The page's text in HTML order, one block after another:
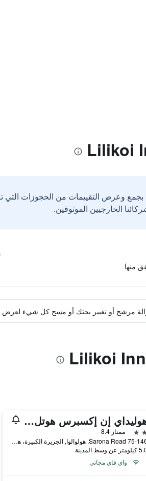
بجمع وعرض التقييمات من الحجوزات التي
مرشح أو تغيير بحثك أو مسح كل شيء لعرض
هوليداي إن إكسبرس هوتل آند سويتس كايلوا كونا باي آيتش جي
ممتاز 8.4
75-146 Sarona Road, هولوالوا, الجزيرة الكبيرة، هاواي, HI, الولايات المتحدة الأميريكية
عن وسط المدينة
واي فاي مجاني